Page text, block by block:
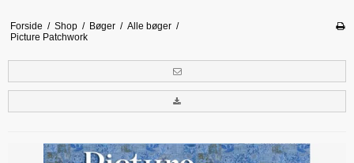
Juni nyt
Tilbud
Forside / Shop / Bøger / Alle bøger /
Picture Patchwork